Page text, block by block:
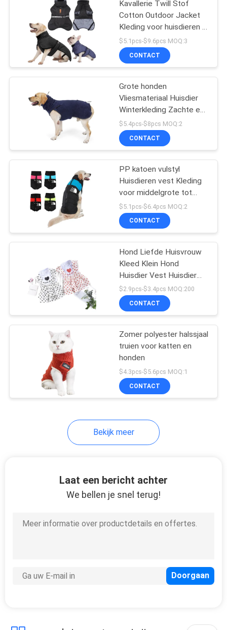
Opleidingskragen
De Kommen van de
huisdierenvoeder
Het huisdier kauwt
Speelgoed
Huisdieren
Borstel
Kleren dragen
Kavallerie Twill Stof
Cotton Outdoor Jacket
Kleding voor huisdieren In
XL / 6XL maten
$5.1pcs-$9.6pcs MOQ:3
CONTACT
Grote honden
Vliesmateriaal Huisdier
Winterkleding Zachte en
gezellige
$5.4pcs-$8pcs MOQ:2
CONTACT
PP katoen vulstyl
Huisdieren vest Kleding
voor middelgrote tot
grote honden Hou warm
$5.1pcs-$6.4pcs MOQ:2
CONTACT
Hond Liefde Huisvrouw
Kleed Klein Hond
Huisdier Vest Huisdier
Prinses Peng Peng Rok
$2.9pcs-$3.4pcs MOQ:200
CONTACT
Zomer polyester halssjaal
truien voor katten en
honden
$4.3pcs-$5.6pcs MOQ:1
CONTACT
Bekijk meer
Laat een bericht achter
We bellen je snel terug!